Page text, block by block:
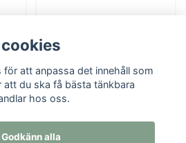
för att anpassa det innehåll som
du ska få bästa tänkbara
hos oss.
Godkänn alla